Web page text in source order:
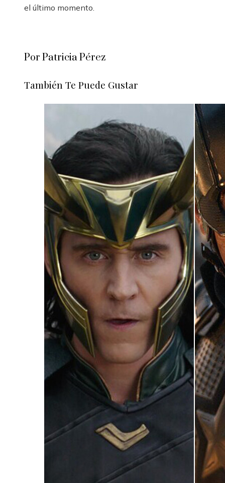
el último momento.
Por Patricia Pérez
También Te Puede Gustar